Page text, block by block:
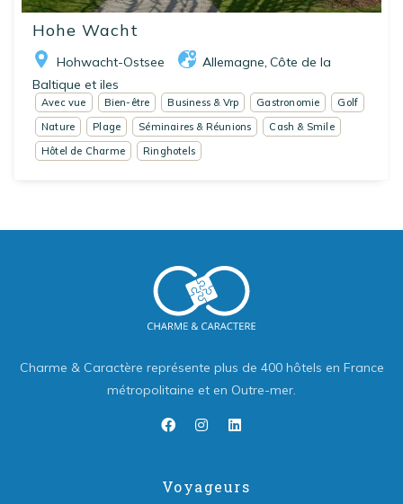
Hohe Wacht
Hohwacht-Ostsee Allemagne Côte de la
Baltique et iles
Avec vue Bien-être Business & Vrp Gastronomie
Golf
Nature
Plage Séminaires & Réunions
Cash & Smile
Hôtel de Charme
Ringhotels
Charme & Caractère représente plus de 400 hôtels en France
métropolitaine et en Outre-mer.
Voyageurs